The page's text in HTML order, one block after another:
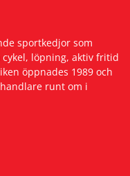
sportkedjor som
löpning, aktiv fritid
öppnades 1989 och
runt om i